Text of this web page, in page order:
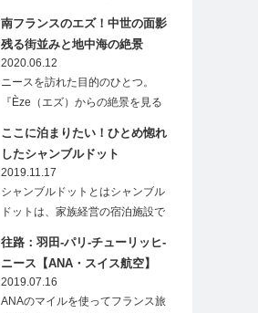
南フランスのエズ！中世の面影
残る街並みと地中海の絶景
2020.06.12
ニースを訪れた目的のひとつ。
『Èze（エズ）からの絶景を見る
ここに泊まりたい！ひとめ惚れ
したシャンブルドット
2019.11.17
シャンブルドットとはシャンブル
ドットは、家族経営の宿泊施設で
往路：羽田-パリ-チューリッヒ-
ニース【ANA・スイス航空】
2019.07.16
ANAのマイルを使ってフランス旅